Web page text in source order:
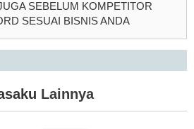
SEBELUM KOMPETITOR
SESUAI BISNIS ANDA
Lainnya